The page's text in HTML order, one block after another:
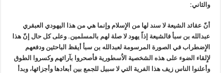
والثاني:
أنّ عقائد الشيعة لا سند لها من الإِسلام وإنما هي من هذا اليهودي العبقري
عبدالله بن سبأ فالشيعة إذاً يهود لا صلة لهم بالمسلمين. وعلى كل حال إنّ هذا
الإِضطراب في الصورة المرسومة لعبدالله بن سبأ أيقظ الباحثين ودفعهم
لإِلقاء الضوء على هذه الشخصية الاُسطورية فأصحروا بآرائهم وكسروا الطوق
وأعلنوا الناس زيف هذا الفرية التي لا سبيل للجمع بين أبعادها وأجزائها، وبدأ